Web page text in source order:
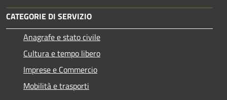
CATEGORIE DI SERVIZIO
Anagrafe e stato civile
Cultura e tempo libero
Imprese e Commercio
Mobilità e trasporti